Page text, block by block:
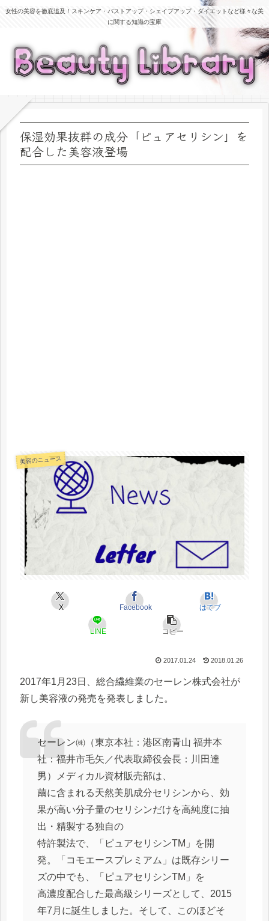
女性の美容を徹底追及！スキンケア・バストアップ・シェイプアップ・ダイエットなど様々な美
に関する知識の宝庫
保湿効果抜群の成分「ピュアセリシン」を
配合した美容液登場
美容のニュース
X Facebook はてブ
LINE コピー
2017.01.24 2018.01.26
2017年1月23日、総合繊維業のセーレン株式会社が
新し美容液の発売を発表しました。
セーレン㈱（東京本社：港区南青山 福井本
社：福井市毛矢／代表取締役会長：川田達
男）メディカル資材販売部は、
繭に含まれる天然美肌成分セリシンから、効
果が高い分子量のセリシンだけを高純度に抽
出・精製する独自の
特許製法で、「ピュアセリシンTM」を開
発。「コモエースプレミアム」は既存シリー
ズの中でも、「ピュアセリシンTM」を
高濃度配合した最高級シリーズとして、2015
年7月に誕生しました。そして、このほどそ